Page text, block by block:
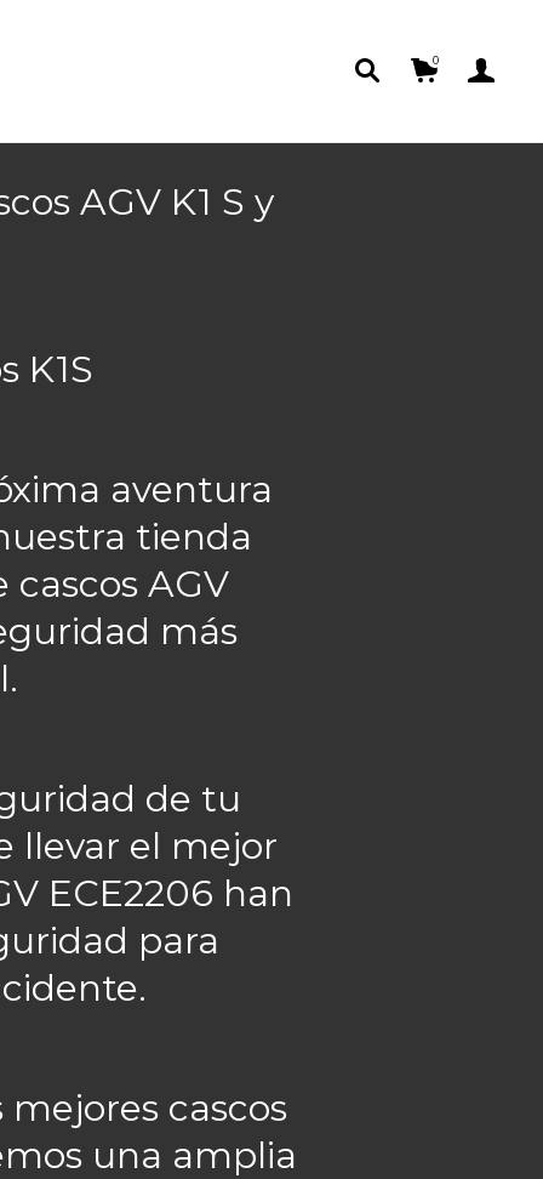
0
AGV K1 S y
K1S
aventura
tienda
AGV
más
de tu
llevar el mejor
ECE2206 han
para
cascos
una amplia